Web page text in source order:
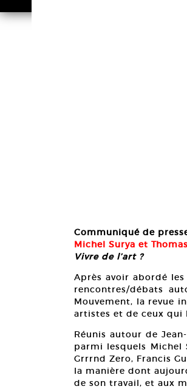
Communiqué de
Michel Surya et
Vivre de l’art ?
Après avoir abordé
rencontres/débats
Mouvement, la revue
artistes et de ceux qui
Réunis autour de
parmi lesquels Michel
Grrrnd Zero, Francis
la manière dont
de son travail, et aux